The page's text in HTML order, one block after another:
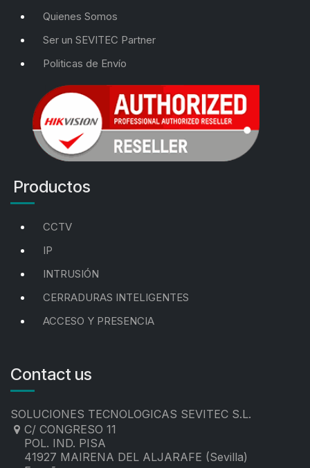
Quienes Somos
Ser un SEVITEC Partner
Politicas de Envío
Productos
CCTV
IP
INTRUSIÓN
CERRADURAS INTELIGENTES
ACCESO Y PRESENCIA
Contact us
SOLUCIONES TECNOLOGICAS SEVITEC S.L.
C/ CONGRESO 11
POL. IND. PISA
41927 MAIRENA DEL ALJARAFE (Sevilla)